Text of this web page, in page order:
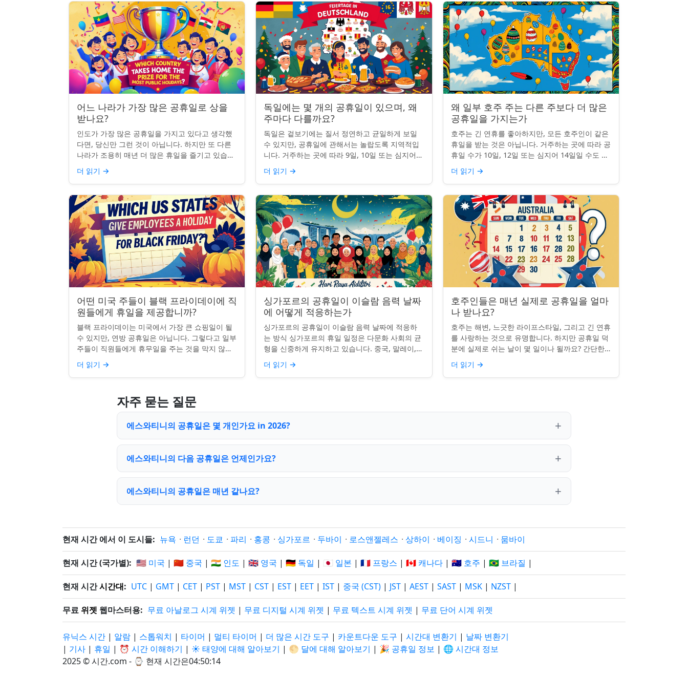
어느 나라가 가장 많은 공휴일로 상을
받나요?
인도가 가장 많은 공휴일을 가지고 있다고 생각했
다면, 당신만 그런 것이 아닙니다. 하지만 또 다른
나라가 조용히 매년 더 많은 휴일을 즐기고 있습니
다: 네팔입니다. 종교적, 문화적, 국가적 기념일이
혼합된 네팔은 현...
더 읽기 →
독일에는 몇 개의 공휴일이 있으며, 왜
주마다 다를까요?
독일은 겉보기에는 질서 정연하고 균일하게 보일
수 있지만, 공휴일에 관해서는 놀랍도록 지역적입
니다. 거주하는 곳에 따라 9일, 10일 또는 심지어
13일의 공휴일이 포함될 수 있습니다. 왜 그런 걸
까요? 간단한 통찰...
더 읽기 →
왜 일부 호주 주는 다른 주보다 더 많은
공휴일을 가지는가
호주는 긴 연휴를 좋아하지만, 모든 호주인이 같은
휴일을 받는 것은 아닙니다. 거주하는 곳에 따라 공
휴일 수가 10일, 12일 또는 심지어 14일일 수도 있
습니다. 도대체 무슨 일이 일어나고 있는 걸까요?
왜 일부 ...
더 읽기 →
어떤 미국 주들이 블랙 프라이데이에 직
원들에게 휴일을 제공합니까?
블랙 프라이데이는 미국에서 가장 큰 쇼핑일이 될
수 있지만, 연방 공휴일은 아닙니다. 그렇다고 일부
주들이 직원들에게 휴무일을 주는 것을 막지 않죠.
전통, 소매업의 광란, 또는 단순히 추수감사절을 연
장하는 것과 관...
더 읽기 →
싱가포르의 공휴일이 이슬람 음력 날짜
에 어떻게 적응하는가
싱가포르의 공휴일이 이슬람 음력 날짜에 적응하
는 방식 싱가포르의 휴일 일정은 다문화 사회의 균
형을 신중하게 유지하고 있습니다. 중국, 말레이,
인도, 서양 전통의 주요 축하 행사를 포함하여, 나
라의 다양성을 반영합니...
더 읽기 →
호주인들은 매년 실제로 공휴일을 얼마
나 받나요?
호주는 해변, 느긋한 라이프스타일, 그리고 긴 연휴
를 사랑하는 것으로 유명합니다. 하지만 공휴일 덕
분에 실제로 쉬는 날이 몇 일이나 될까요? 간단한
질문처럼 들리지만, 답은 생각보다 명확하지 않을
수 있습니다. 거주...
더 읽기 →
자주 묻는 질문
에스와티니의 공휴일은 몇 개인가요 in 2026?
에스와티니의 다음 공휴일은 언제인가요?
에스와티니의 공휴일은 매년 같나요?
현재 시간 에서 이 도시들: 뉴욕 · 런던 · 도쿄 · 파리 · 홍콩 · 싱가포르 · 두바이 · 로스앤젤레스 · 상하이 · 베이징 · 시드니 · 뭄바이
현재 시간 (국가별): 🇺🇸 미국 | 🇨🇳 중국 | 🇮🇳 인도 | 🇬🇧 영국 | 🇩🇪 독일 | 🇯🇵 일본 | 🇫🇷 프랑스 | 🇨🇦 캐나다 | 🇦🇺 호주 | 🇧🇷 브라질 |
현재 시간시간대: UTC | GMT | CET | PST | MST | CST | EST | EET | IST | 중국 (CST) | JST | AEST | SAST | MSK | NZST |
무료 위젯 웹마스터용: 무료 아날로그 시계 위젯 | 무료 디지털 시계 위젯 | 무료 텍스트 시계 위젯 | 무료 단어 시계 위젯
유닉스 시간 | 알람 | 스톱워치 | 타이머 | 멀티 타이머 | 더 많은 시간 도구 | 카운트다운 도구 | 시간대 변환기 | 날짜 변환기
| 기사 | 휴일 | ⏰ 시간 이해하기 | ☀️ 태양에 대해 알아보기 | 🌕 달에 대해 알아보기 | 🎉 공휴일 정보 | 🌐 시간대 정보
2025 © 시간.com - ⌚ 현재 시간은04:50:15